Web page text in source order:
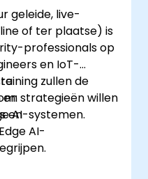
ethische en
bij Edge AI-
geleide, live-
of ter plaatse) is
professionals op
en IoT-
strategieën willen
AI-systemen.
zullen de
en
AI-